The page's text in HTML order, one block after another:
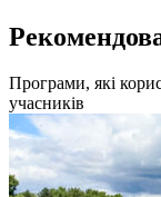
Програми, які
учасників